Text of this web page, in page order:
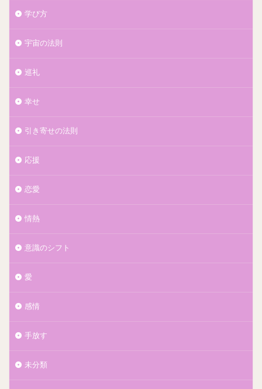
学び方
宇宙の法則
巡礼
幸せ
引き寄せの法則
応援
恋愛
情熱
意識のシフト
愛
感情
手放す
未分類